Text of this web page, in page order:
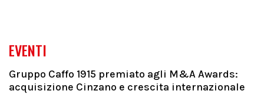
EVENTI
Gruppo Caffo 1915 premiato agli M&A Awards:
acquisizione Cinzano e crescita internazionale